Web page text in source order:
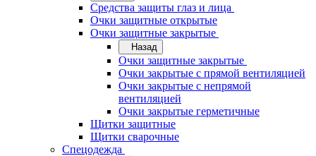
Средства защиты глаз и лица
Очки защитные открытые
Очки защитные закрытые
Назад
Очки защитные закрытые
Очки закрытые с прямой вентиляцией
Очки закрытые с непрямой
вентиляцией
Очки закрытые герметичные
Щитки защитные
Щитки сварочные
Спецодежда